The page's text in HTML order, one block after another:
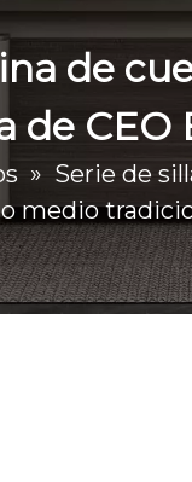
de
de CEO
» Serie de
medio